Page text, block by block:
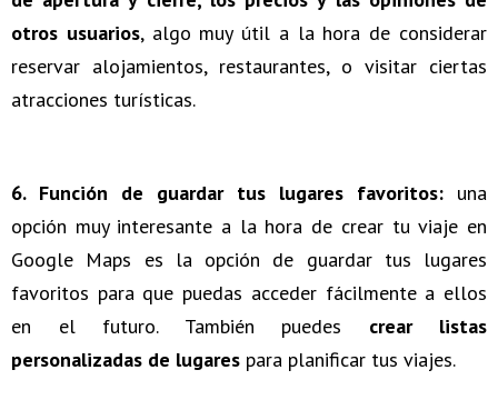
otros usuarios, algo muy útil a la hora de considerar
reservar alojamientos, restaurantes, o visitar ciertas
atracciones turísticas.
6. Función de guardar tus lugares favoritos: una
opción muy interesante a la hora de crear tu viaje en
Google Maps es la opción de guardar tus lugares
favoritos para que puedas acceder fácilmente a ellos
en el futuro. También puedes crear listas
personalizadas de lugares para planificar tus viajes.